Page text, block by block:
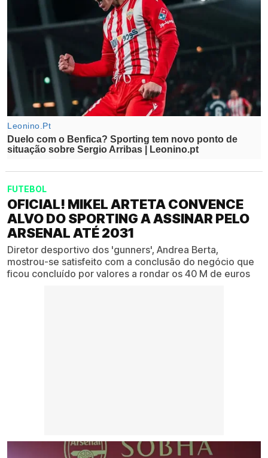
FUTEBOL
OFICIAL! MIKEL ARTETA CONVENCE
ALVO DO SPORTING A ASSINAR PELO
ARSENAL ATÉ 2031
Diretor desportivo dos 'gunners', Andrea Berta,
mostrou-se satisfeito com a conclusão do negócio que
ficou concluído por valores a rondar os 40 M de euros